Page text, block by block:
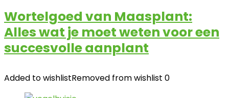
Wortelgoed van Maasplant:
Alles wat je moet weten voor een
succesvolle aanplant
Added to wishlistRemoved from wishlist 0